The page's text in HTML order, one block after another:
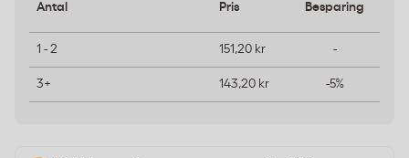
Antal Pris Besparing
1 - 2 151,20 kr -
3+ 143,20 kr -5%